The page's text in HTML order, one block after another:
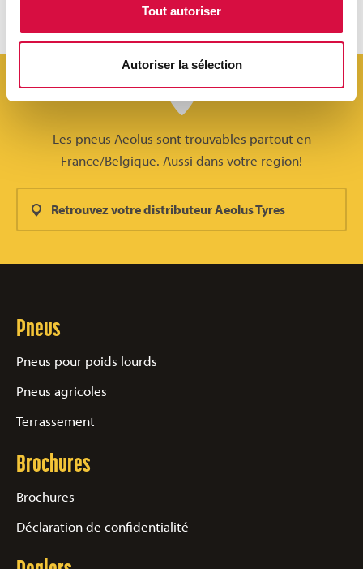
Tout autoriser
Autoriser la sélection
Les pneus Aeolus sont trouvables partout en
France/Belgique. Aussi dans votre region!
Retrouvez votre distributeur Aeolus Tyres
Pneus
Pneus pour poids lourds
Pneus agricoles
Terrassement
Brochures
Brochures
Déclaration de confidentialité